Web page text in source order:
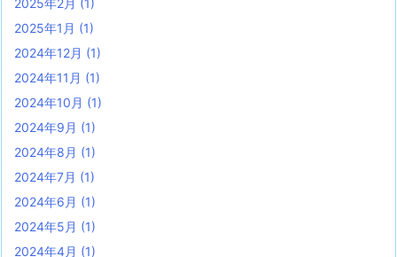
2025年2月 (1)
2025年1月 (1)
2024年12月 (1)
2024年11月 (1)
2024年10月 (1)
2024年9月 (1)
2024年8月 (1)
2024年7月 (1)
2024年6月 (1)
2024年5月 (1)
2024年4月 (1)